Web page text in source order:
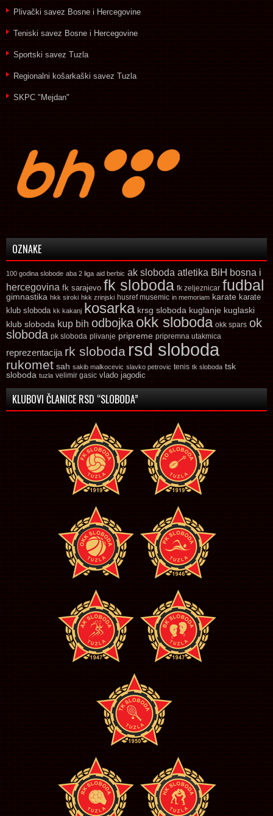
Plivački savez Bosne i Hercegovine
Teniski savez Bosne i Hercegovine
Sportski savez Tuzla
Regionalni košarkaški savez Tuzla
SKPC "Mejdan"
OZNAKE
100 godina slobode aba 2 liga aid berbic ak sloboda atletika BiH bosna i
hercegovina fk sarajevo fk sloboda fk zeljeznicar fudbal
gimnastika hkk siroki hkk zrinjski husref musemic in memoriam karate karate
klub sloboda kk kakanj kosarka krsg sloboda kuglanje kuglaski
klub sloboda kup bih odbojka okk sloboda okk spars ok
sloboda pk sloboda plivanje pripreme pripremna utakmica
reprezentacija rk sloboda rsd sloboda
rukomet sah sakib malkocevic slavko petrovic tenis tk sloboda tsk
sloboda tuzla velimir gasic vlado jagodic
KLUBOVI ČLANICE RSD “SLOBODA”